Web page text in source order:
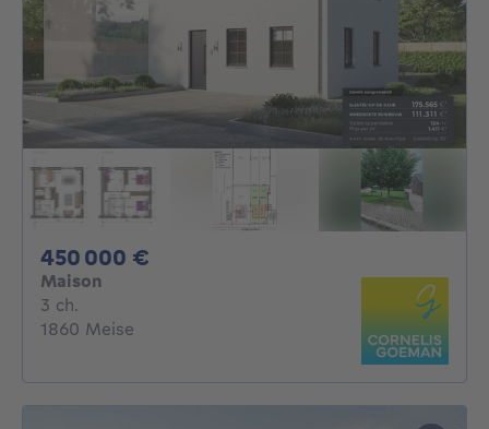
450 000 €
Maison
3 ch.
1860 Meise